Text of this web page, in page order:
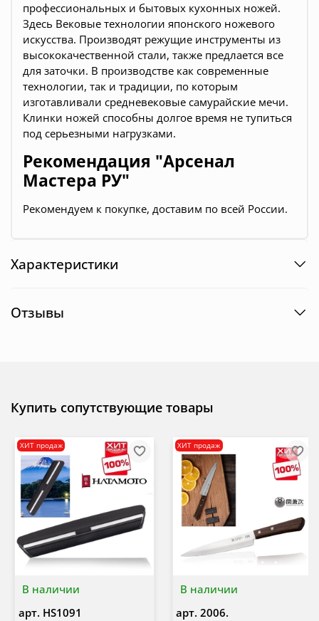
профессиональных и бытовых кухонных ножей.
Здесь Вековые технологии японского ножевого
искусства. Производят режущие инструменты из
высококачественной стали, также предлается все
для заточки. В производстве как современные
технологии, так и традиции, по которым
изготавливали средневековые самурайские мечи.
Клинки ножей способны долгое время не тупиться
под серьезными нагрузками.
Рекомендация "Арсенал
Мастера РУ"
Рекомендуем к покупке, доставим по всей России.
Характеристики
Отзывы
Купить сопутствующие товары
В наличии
ХИТ продаж
арт. HS1091
В наличии
ХИТ продаж
арт. 2006.